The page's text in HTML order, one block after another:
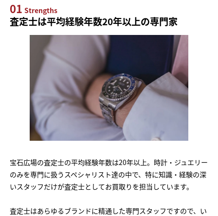
01 Strengths
査定士は平均経験年数20年以上の専門家
宝石広場の査定士の平均経験年数は20年以上。時計・ジュエリー
のみを専門に扱うスペシャリスト達の中で、特に知識・経験の深
いスタッフだけが査定士としてお買取りを担当しています。
査定士はあらゆるブランドに精通した専門スタッフですので、い